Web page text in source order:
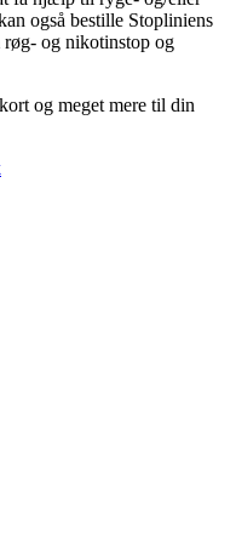
også bestille Stopliniens
røg- og nikotinstop og
og meget mere til din